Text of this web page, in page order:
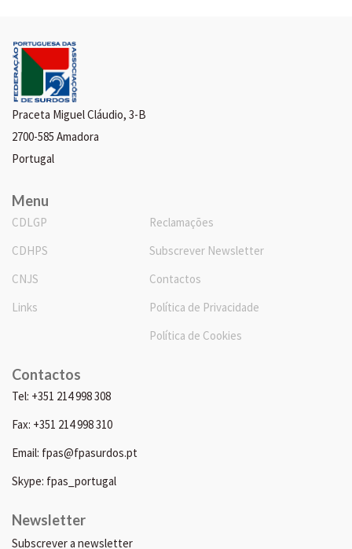
Praceta Miguel Cláudio, 3-B
2700-585 Amadora
Portugal
Menu
CDLGP
CDHPS
CNJS
Links
Reclamações
Subscrever Newsletter
Contactos
Política de Privacidade
Política de Cookies
Contactos
Tel: +351 214 998 308
Fax: +351 214 998 310
Email: fpas@fpasurdos.pt
Skype: fpas_portugal
Newsletter
Subscrever a newsletter